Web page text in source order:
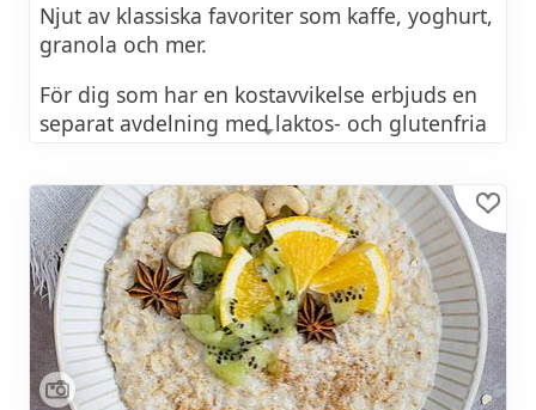
Njut av klassiska favoriter som kaffe, yoghurt,
granola och mer.
För dig som har en kostavvikelse erbjuds en
separat avdelning med laktos- och glutenfria
Kokta ägg och äggröra
Bacon, korv, köttbullar
Sill, räksallad
Grönsaker
Ostar, skinka, leverpastej